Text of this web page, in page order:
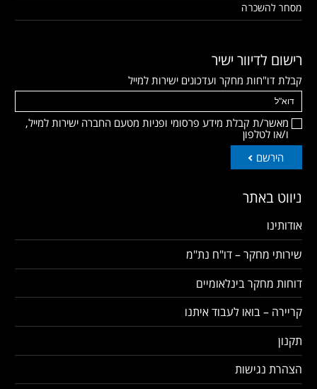
מסחר להשכרה
רישום לדיוור ישיר
קבלת דו"חות מחקר ועדכונים ישירות למייל
מאשר/ת קבלת מידע פרסומי ופניות מטעם החברה ישירות למייל,
ו/או לטלפון
הירשם
ניווט באתר
אודותינו
שירותי מחקר – דו"ח נת"מ
דוחות מחקר בינלאומיים
קריירה – בואו לעבוד איתנו
תקנון
הצהרת נגישות